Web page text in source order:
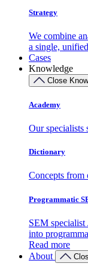
Strategy
We combine
a single,
Cases
Knowledge
Close
Academy
Our specialists
Dictionary
Concepts from
Programmatic
SEM
into
Read more
About